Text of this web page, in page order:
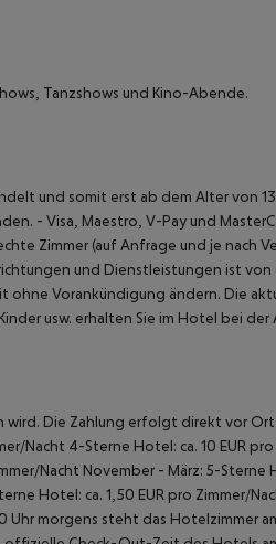
Tanzshows und Kino-Abende.
und somit erst ab dem Alter von
- Visa, Maestro, V-Pay und
Zimmer (auf Anfrage und je nach
und Dienstleistungen ist
Vorankündigung ändern. Die
usw. erhalten Sie im Hotel bei der
Die Zahlung erfolgt direkt vor
Nacht 4-Sterne Hotel: ca. 10 EUR
Nacht November - März: 5-Sterne
Hotel: ca. 1,50 EUR pro Zimmer/
morgens steht das Hotelzimmer